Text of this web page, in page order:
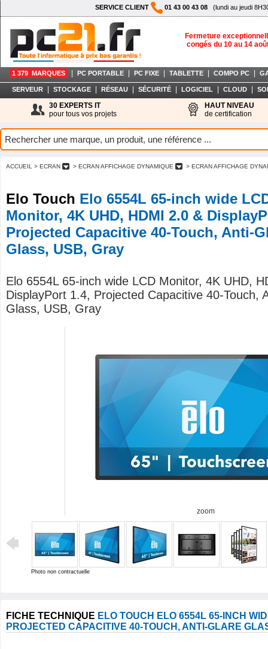
SERVICE CLIENT 01 43 00 43 08 (lundi au jeudi
Fermeture
congés du 10 au 14
1 379 MARQUES PC PORTABLE PC FIXE TABLETTE COMPO PC
SERVEUR STOCKAGE RÉSEAU SÉCURITÉ LOGICIEL CLOUD
30 EXPERTS IT
pour tous vos projets
HAUT NIVEAU
de certification
ACCUEIL > ECRAN > ECRAN AFFICHAGE DYNAMIQUE > ECRAN AFFICHAGE
Elo Touch Elo 6554L 65-inch wide
Monitor, 4K UHD, HDMI 2.0 &
Projected Capacitive 40-Touch, Anti-
Glass, USB, Gray
Elo 6554L 65-inch wide LCD Monitor, 4K UHD,
DisplayPort 1.4, Projected Capacitive 40-Touch,
Glass, USB, Gray
zoom
Photo non contractuelle
FICHE TECHNIQUE ELO TOUCH ELO 6554L 65-INCH
PROJECTED CAPACITIVE 40-TOUCH, ANTI-GLARE